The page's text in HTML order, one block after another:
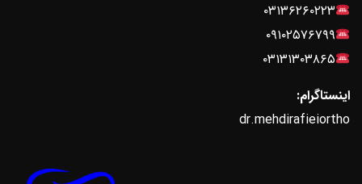
۰۳۱۳۶۲۶۰۲۲۳
۰۹۱۰۲۵۷۶۷۹۹
۰۳۱۳۱۳۰۳۸۶۵
اینستاگرام:
dr.mehdirafieiortho